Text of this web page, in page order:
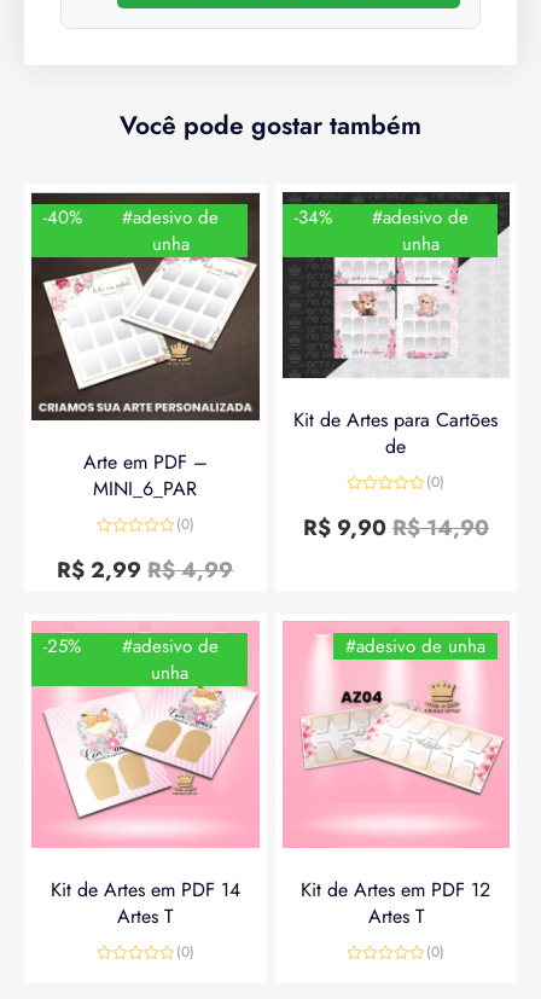
Você pode gostar também
-40%
#adesivo de
unha
Arte em PDF –
MINI_6_PAR
0
de
(0)
R$4,99
R$2,99
-34%
#adesivo de
unha
Kit de Artes para Cartões
de
0
de
(0)
R$14,90
R$9,90
-25%
#adesivo de
unha
Kit de Artes em PDF 14
Artes T
(0)
#adesivo de unha
Kit de Artes em PDF 12
Artes T
(0)